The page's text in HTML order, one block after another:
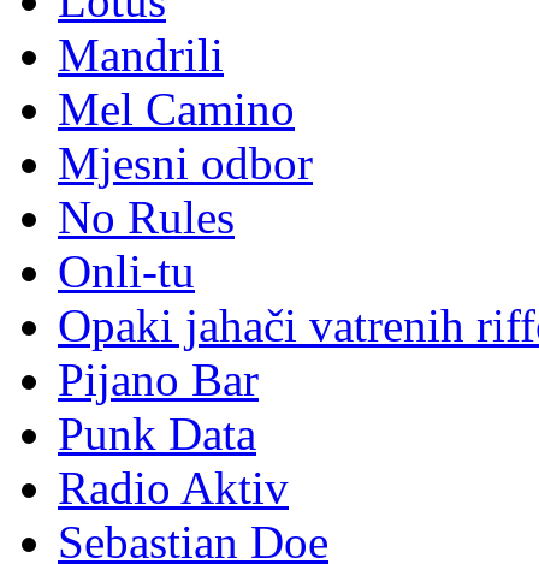
Mandrili
Mel Camino
Mjesni odbor
No Rules
Onli-tu
Opaki jahači vatrenih
Pijano Bar
Punk Data
Radio Aktiv
Sebastian Doe